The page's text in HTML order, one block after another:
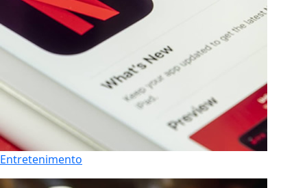
Entretenimento